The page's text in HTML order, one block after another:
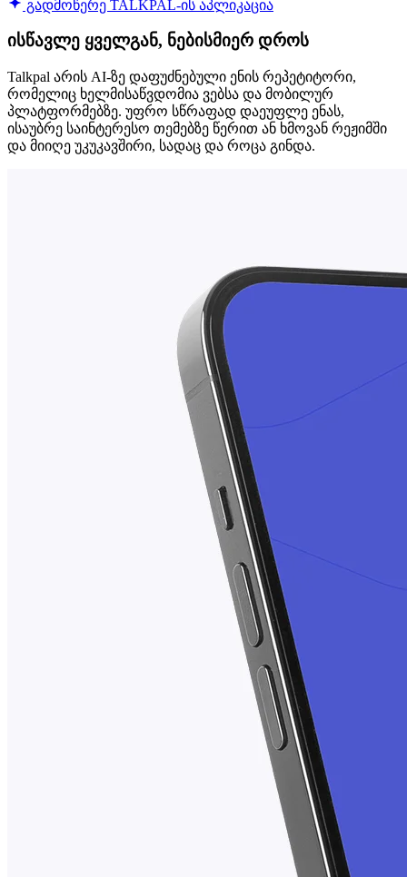
გადმოწერე TALKPAL-ის აპლიკაცია
ისწავლე ყველგან, ნებისმიერ დროს
Talkpal არის AI-ზე დაფუძნებული ენის რეპეტიტორი,
რომელიც ხელმისაწვდომია ვებსა და მობილურ
პლატფორმებზე. უფრო სწრაფად დაეუფლე ენას,
ისაუბრე საინტერესო თემებზე წერით ან ხმოვან რეჟიმში
და მიიღე უკუკავშირი, სადაც და როცა გინდა.